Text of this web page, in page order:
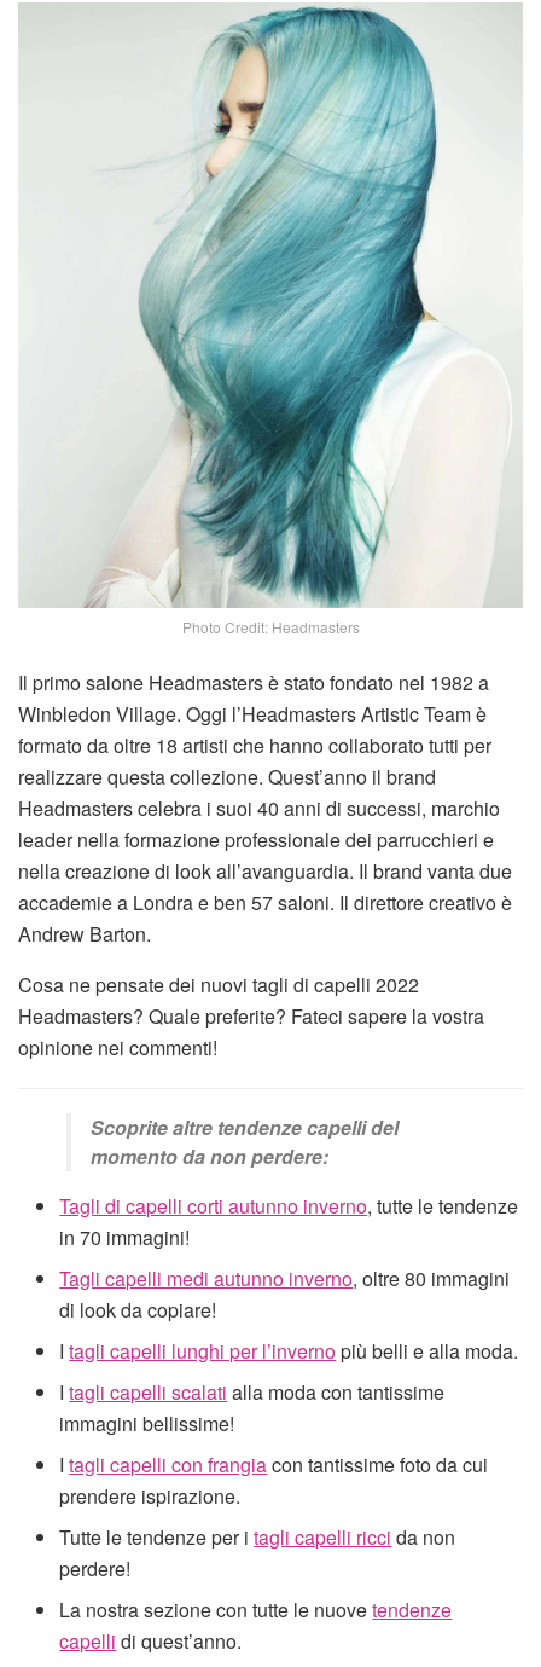
Photo Credit: Headmasters
Il primo salone Headmasters è stato fondato nel 1982 a
Winbledon Village. Oggi l’Headmasters Artistic Team è
formato da oltre 18 artisti che hanno collaborato tutti per
realizzare questa collezione. Quest’anno il brand
Headmasters celebra i suoi 40 anni di successi, marchio
leader nella formazione professionale dei parrucchieri e
nella creazione di look all’avanguardia. Il brand vanta due
accademie a Londra e ben 57 saloni. Il direttore creativo è
Andrew Barton.
Cosa ne pensate dei nuovi tagli di capelli 2022
Headmasters? Quale preferite? Fateci sapere la vostra
opinione nei commenti!
Scoprite altre tendenze capelli del
momento da non perdere:
Tagli di capelli corti autunno inverno, tutte le tendenze
in 70 immagini!
Tagli capelli medi autunno inverno, oltre 80 immagini
di look da copiare!
Itagli capelli lunghi per l’invernopiù belli e alla moda.
Itagli capelli scalati alla moda con tantissime
immagini bellissime!
Itagli capelli con frangiacon tantissime foto da cui
prendere ispirazione.
Tutte le tendenze per itagli capelli ricci da non
perdere!
La nostra sezione con tutte le nuovetendenze
capelli di quest’anno.